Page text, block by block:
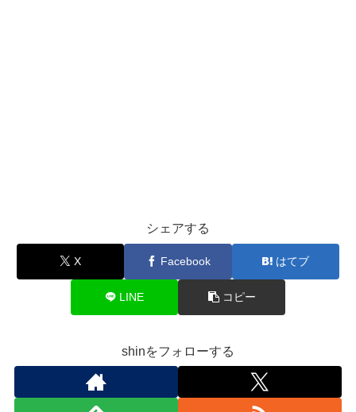
シェアする
X Facebook はてブ
LINE コピー
shinをフォローする